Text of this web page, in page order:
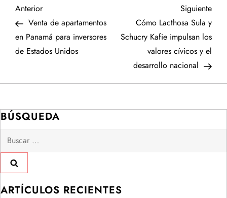
N
a
v
e
g
a
c
i
Entrada
anterior
Anterior
Venta de apartamentos
en Panamá para inversores
de Estados Unidos
Siguiente
Cómo Lacthosa Sula y
Schucry Kafie impulsan los
valores cívicos y el
desarrollo nacional
BÚSQUEDA
Buscar:
ARTÍCULOS RECIENTES